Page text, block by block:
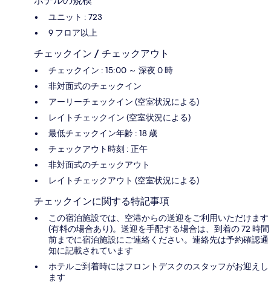
ユニット : 723
9 フロア以上
チェックイン / チェックアウト
チェックイン : 15:00 ～ 深夜 0 時
非対面式のチェックイン
アーリーチェックイン (空室状況による)
レイトチェックイン (空室状況による)
最低チェックイン年齢 : 18 歳
チェックアウト時刻 : 正午
非対面式のチェックアウト
レイトチェックアウト (空室状況による)
チェックインに関する特記事項
この宿泊施設では、空港からの送迎をご利用いただけます
(有料の場合あり)。送迎を手配する場合は、到着の 72 時間
前までに宿泊施設にご連絡ください。連絡先は予約確認通
知に記載されています
ホテルご到着時にはフロントデスクのスタッフがお迎えし
ます